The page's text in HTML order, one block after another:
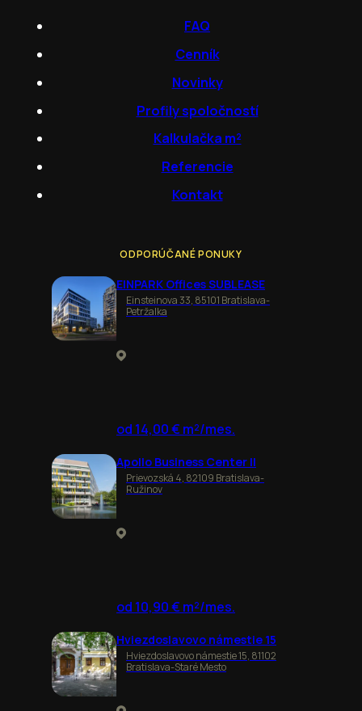
FAQ
Cenník
Novinky
Profily spoločností
Kalkulačka m²
Referencie
Kontakt
ODPORÚČANÉ PONUKY
EINPARK Offices SUBLEASE
Einsteinova 33, 85101 Bratislava-
Petržalka
od 14,00 € m²/mes.
Apollo Business Center II
Prievozská 4, 82109 Bratislava-
Ružinov
od 10,90 € m²/mes.
Hviezdoslavovo námestie 15
Hviezdoslavovo námestie 15, 81102
Bratislava-Staré Mesto